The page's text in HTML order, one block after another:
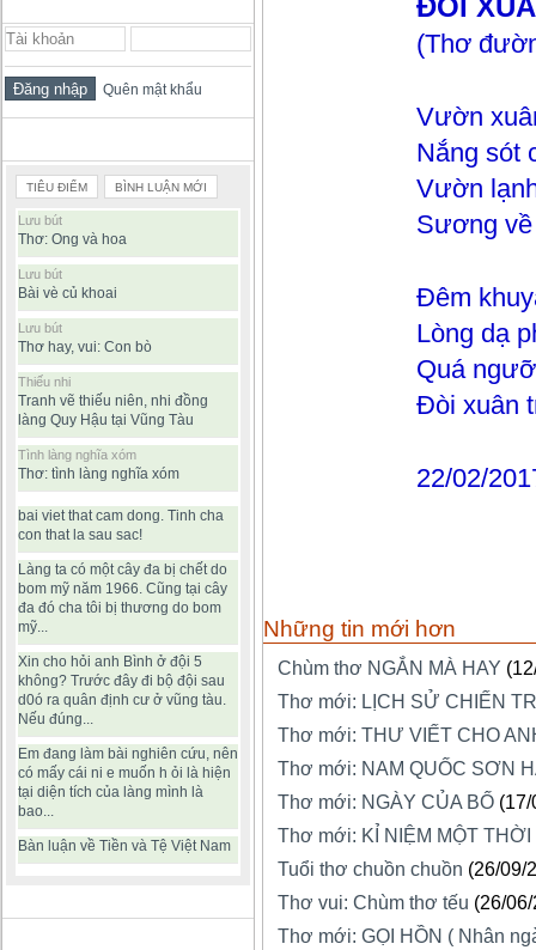
Quên mật khẩu
TIÊU ĐIỂM BÌNH LUẬN MỚI
Lưu bút
Thơ: Ong và hoa
Lưu bút
Bài vè củ khoai
Lưu bút
Thơ hay, vui: Con bò
Thiếu nhi
Tranh vẽ thiếu niên, nhi đồng
làng Quy Hậu tại Vũng Tàu
Tình làng nghĩa xóm
Thơ: tình làng nghĩa xóm
bai viet that cam dong. Tinh cha
con that la sau sac!
Làng ta có một cây đa bị chết do
bom mỹ năm 1966. Cũng tại cây
đa đó cha tôi bị thương do bom
mỹ...
Xin cho hỏi anh Bình ở đội 5
không? Trước đây đi bộ đội sau
d0ó ra quân định cư ở vũng tàu.
Nếu đúng...
Em đang làm bài nghiên cứu, nên
có mấy cái ni e muốn h ỏi là hiện
tại diện tích của làng mình là
bao...
Bàn luận về Tiền và Tệ Việt Nam
ĐÒI
(Thơ
Vườn
Nắng sót
Vườn
Sương
Đêm
Lòng dạ
Quá
Đòi xuân
22/02/
Những tin mới hơn
Chùm thơ NGẮN MÀ HAY
Thơ mới: LỊCH SỬ CHIẾN
Thơ mới: THƯ VIẾT CHO
Thơ mới: NAM QUỐC SƠN
Thơ mới: NGÀY CỦA BỐ
Thơ mới: KỈ NIỆM MỘT THỜI
Tuổi thơ chuồn chuồn (26/09/
Thơ vui: Chùm thơ tếu (26/
Thơ mới: GỌI HỒN ( Nhân